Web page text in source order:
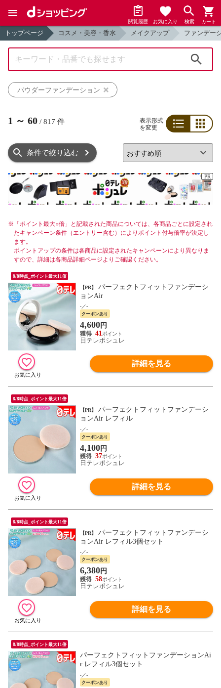
閲覧履歴 お気に入り 検索 カート
トップページ コスメ・美容・香水 メイクアップ ファンデー
パウダーファンデーション
1 ～ 60 / 817 件
表示形式
を変更
条件で絞り込む
PR
※ 「ポイント最大○倍」と記載された商品については、各商品ごとに設定され
たキャンペーン条件（エントリー含む）によりポイント付与倍率が決定し
ます。
ポイントアップの条件は各商品に設定されたキャンペーンにより異なりま
すので、詳細は各商品詳細ページよりご確認ください。
8/8時点_ポイント最大11倍
【PR】
ョンAir
-／-
クーポンあり
4,600円
41
日テレポシュレ
詳細を見る
8/8時点_ポイント最大11倍
【PR】
ョンAir レフィル
-／-
クーポンあり
4,100円
37
日テレポシュレ
詳細を見る
8/8時点_ポイント最大11倍
【PR】
ョンAir レフィル3個セット
-／-
クーポンあり
6,380円
58
日テレポシュレ
詳細を見る
8/8時点_ポイント最大11倍
パーフェクトフィットファンデーションAi
r レフィル3個セット
-／-
クーポンあり